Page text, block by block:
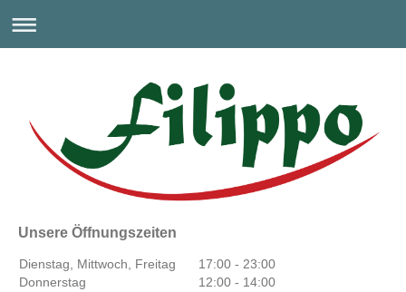
Unsere Öffnungszeiten
Dienstag, Mittwoch, Freitag 17:00 - 23:00
Donnerstag
12:00 - 14:00